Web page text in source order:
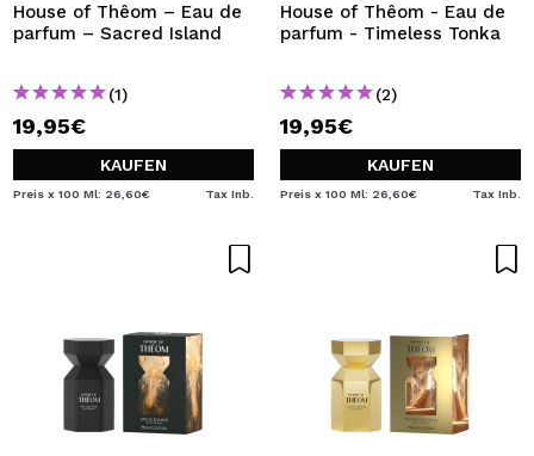
House of Thêom – Eau de
parfum – Sacred Island
(1)
19,95€
KAUFEN
Preis x 100 Ml: 26,60€ Tax Inb.
House of Thêom - Eau de
parfum - Timeless Tonka
(2)
19,95€
KAUFEN
Preis x 100 Ml: 26,60€ Tax Inb.